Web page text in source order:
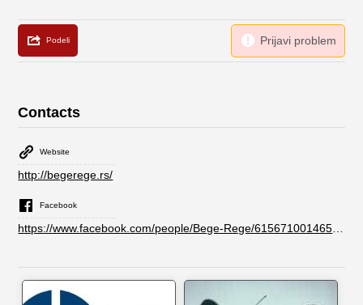
Contacts
Website
http://begerege.rs/
Facebook